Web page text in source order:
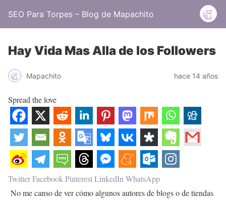
SEO Para Torpes – Blog de Mapachito
Hay Vida Mas Alla de los Followers
Mapachito hace 14 años
Spread the love
TwitterFacebook PinterestLinkedIn WhatsApp
No me canso de ver cómo algunos autores de blogs o de tiendas